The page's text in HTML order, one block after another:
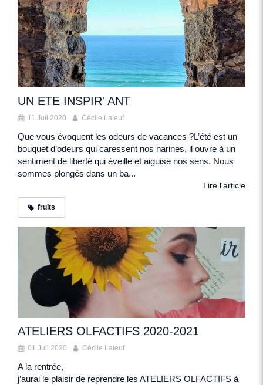
UN ETE INSPIR' ANT
11 Juil 2020 Cécile Laleuf
Que vous évoquent les odeurs de vacances ?L’été est un
bouquet d’odeurs qui caressent nos narines, il ouvre à un
sentiment de liberté qui éveille et aiguise nos sens. Nous
sommes plongés dans un ba...
Lire l'article
fruits
ATELIERS OLFACTIFS 2020-2021
01 Juil 2020 Cécile Laleuf
A la rentrée,
j’aurai le plaisir de reprendre les ATELIERS OLFACTIFS à